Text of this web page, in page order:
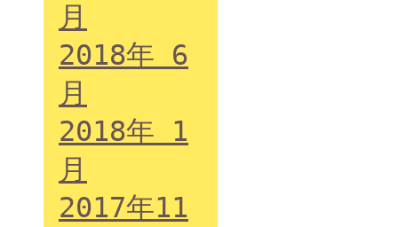
月
2018年 6
月
2018年 1
月
2017年11